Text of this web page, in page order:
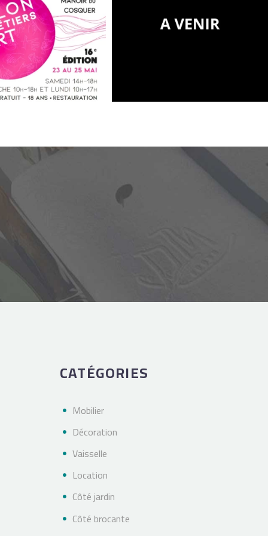
CATÉGORIES
Mobilier
Décoration
Vaisselle
Location
Côté jardin
Côté brocante